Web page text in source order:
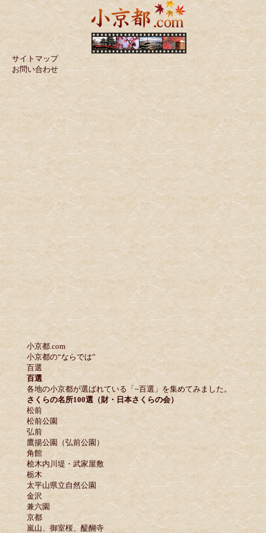
サイトマップ
お問い合わせ
小京都.com
小京都の“ならでは”
百選
百選
各地の小京都が選ばれている「~百選」を集めてみました。
さくらの名所100選（財・日本さくらの会）
松前
松前公園
弘前
鷹揚公園（弘前公園）
角館
桧木内川堤・武家屋敷
栃木
太平山県立自然公園
金沢
兼六園
京都
嵐山、御室桜、醍醐寺